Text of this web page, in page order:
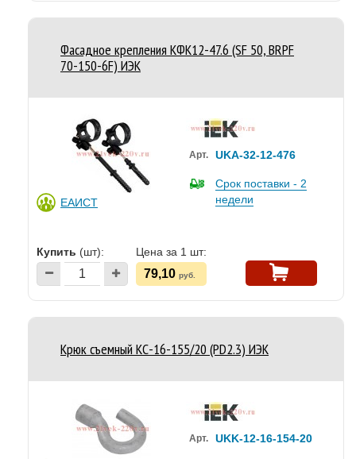
Фасадное крепления КФК12-47.6 (SF 50, BRPF
70-150-6F) ИЭК
ЕАИСТ
Арт. UKA-32-12-476
Срок поставки - 2
недели
Купить (шт): Цена за 1 шт:
79,10 руб.
Крюк съемный КС-16-155/20 (PD2.3) ИЭК
Арт. UKK-12-16-154-20